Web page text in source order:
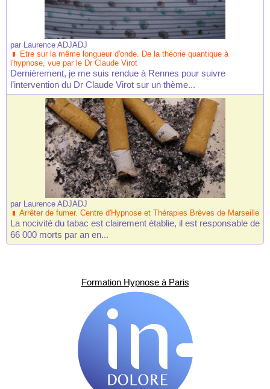
par Laurence ADJADJ
Etre sur la même longueur d'onde. De la théorie quantique à
l'hypnose, vue par le Dr Claude Virot
Dernièrement, je me suis rendue à Rennes pour suivre
l’intervention du Dr Claude Virot sur un thème...
par Laurence ADJADJ
Arrêter de fumer. Centre d'Hypnose et Thérapies Brèves de Marseille
La nocivité du tabac est clairement établie, il est responsable de
66 000 morts par an en...
Formation Hypnose à Paris